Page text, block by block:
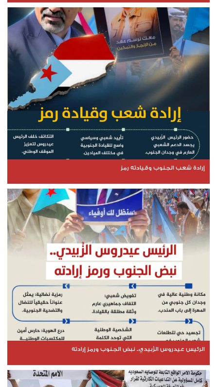
إرادة شعب الجنوب وقيادته رمز
الرئيس عيدروس الزُبيدي.. نبض الجنوب ورمز إرادته